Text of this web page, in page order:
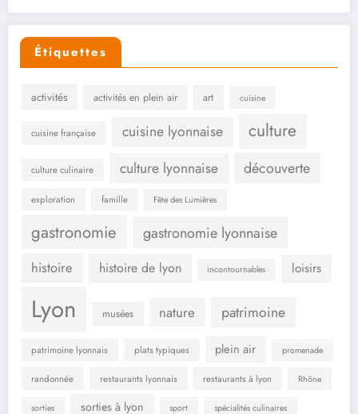
Étiquettes
activités activités en plein air art cuisine
cuisine française cuisine lyonnaise culture
culture culinaire culture lyonnaise découverte
exploration famille Fête des Lumières
gastronomie gastronomie lyonnaise
histoire histoire de lyon incontournables loisirs
Lyon musées nature patrimoine
patrimoine lyonnais plats typiques plein air promenade
randonnée restaurants lyonnais restaurants à lyon Rhône
sorties sorties à lyon sport spécialités culinaires